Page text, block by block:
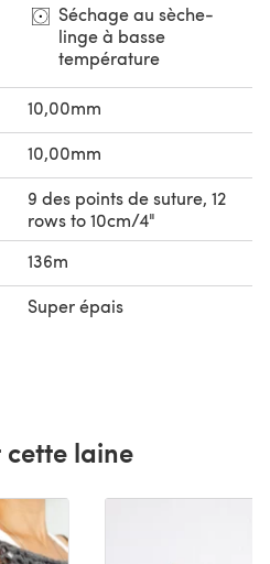
Séchage au sèche-
linge à basse
température
10,00mm
10,00mm
9 des points de suture, 12
rows to 10cm/4"
136m
Super épais
laine